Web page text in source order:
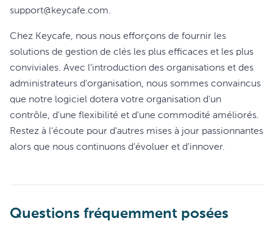
support@keycafe.com.
Chez Keycafe, nous nous efforçons de fournir les
solutions de gestion de clés les plus efficaces et les plus
conviviales. Avec l'introduction des organisations et des
administrateurs d'organisation, nous sommes convaincus
que notre logiciel dotera votre organisation d'un
contrôle, d'une flexibilité et d'une commodité améliorés.
Restez à l'écoute pour d'autres mises à jour passionnantes
alors que nous continuons d'évoluer et d'innover.
Questions fréquemment posées